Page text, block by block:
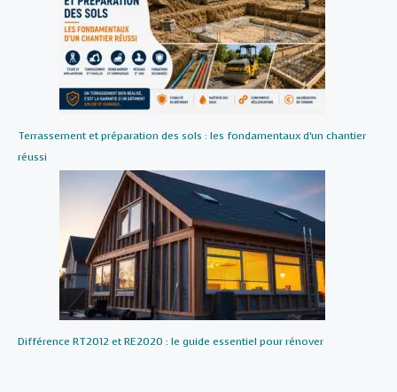
Terrassement et préparation des sols : les fondamentaux d’un chantier
réussi
Différence RT2012 et RE2020 : le guide essentiel pour rénover